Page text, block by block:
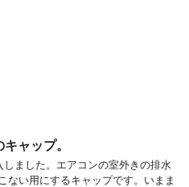
ャップ。
ました。エアコンの室外きの排水
ない用にするキャップです。いまま